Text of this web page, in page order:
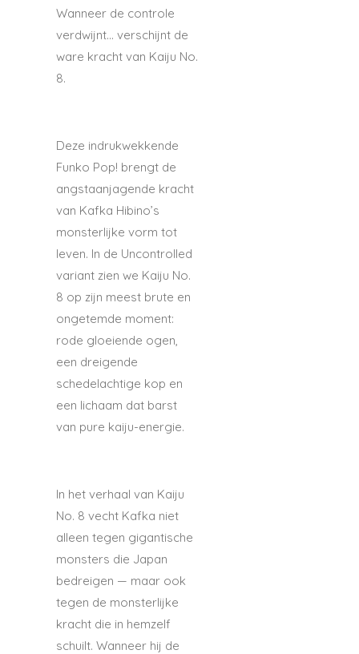
Wanneer de controle
verdwijnt… verschijnt de
ware kracht van Kaiju No.
8.
Deze indrukwekkende
Funko Pop! brengt de
angstaanjagende kracht
van Kafka Hibino’s
monsterlijke vorm tot
leven. In de Uncontrolled
variant zien we Kaiju No.
8 op zijn meest brute en
ongetemde moment:
rode gloeiende ogen,
een dreigende
schedelachtige kop en
een lichaam dat barst
van pure kaiju-energie.
In het verhaal van Kaiju
No. 8 vecht Kafka niet
alleen tegen gigantische
monsters die Japan
bedreigen — maar ook
tegen de monsterlijke
kracht die in hemzelf
schuilt. Wanneer hij de